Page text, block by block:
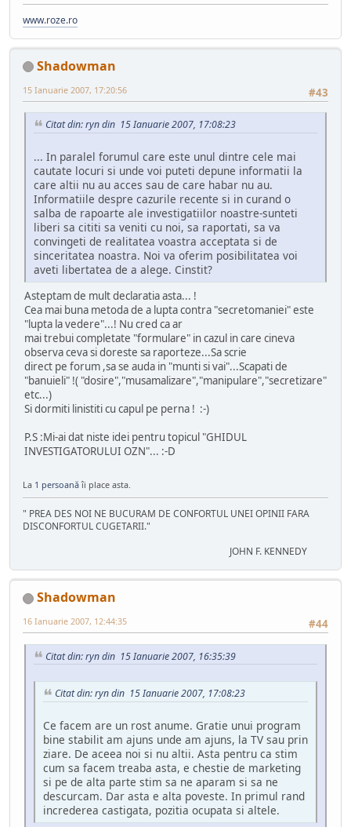
www.roze.ro
Shadowman
#43
15 Ianuarie 2007, 17:20:56
Citat din: ryn din 15 Ianuarie 2007, 17:08:23
... In paralel forumul care este unul dintre cele mai
cautate locuri si unde voi puteti depune informatii la
care altii nu au acces sau de care habar nu au.
Informatiile despre cazurile recente si in curand o
salba de rapoarte ale investigatiilor noastre-sunteti
liberi sa cititi sa veniti cu noi, sa raportati, sa va
convingeti de realitatea voastra acceptata si de
sinceritatea noastra. Noi va oferim posibilitatea voi
aveti libertatea de a alege. Cinstit?
Asteptam de mult declaratia asta... !
Cea mai buna metoda de a lupta contra "secretomaniei" este
"lupta la vedere"...! Nu cred ca ar
mai trebui completate "formulare" in cazul in care cineva
observa ceva si doreste sa raporteze...Sa scrie
direct pe forum ,sa se auda in "munti si vai"...Scapati de
"banuieli" !( "dosire","musamalizare","manipulare","secretizare"
etc...)
Si dormiti linistiti cu capul pe perna ! :-)
P.S :Mi-ai dat niste idei pentru topicul "GHIDUL
INVESTIGATORULUI OZN"... :-D
La 1 persoanăîi place asta.
" PREA DES NOI NE BUCURAM DE CONFORTUL UNEI OPINII FARA
DISCONFORTUL CUGETARII."
JOHN F. KENNEDY
Shadowman
#44
16 Ianuarie 2007, 12:44:35
Citat din: ryn din 15 Ianuarie 2007, 16:35:39
Citat din: ryn din 15 Ianuarie 2007, 17:08:23
Ce facem are un rost anume. Gratie unui program
bine stabilit am ajuns unde am ajuns, la TV sau prin
ziare. De aceea noi si nu altii. Asta pentru ca stim
cum sa facem treaba asta, e chestie de marketing
si pe de alta parte stim sa ne aparam si sa ne
descurcam. Dar asta e alta poveste. In primul rand
increderea castigata, pozitia ocupata si altele.